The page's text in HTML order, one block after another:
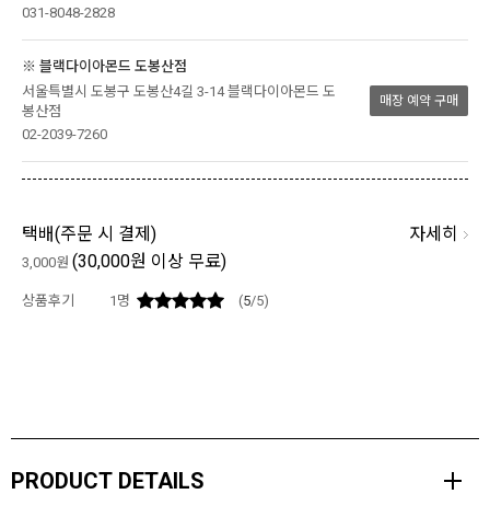
031-8048-2828
※ 블랙다이아몬드 도봉산점
서울특별시 도봉구 도봉산4길 3-14 블랙다이아몬드 도
봉산점
02-2039-7260
매장 예약 구매
택배(주문 시 결제 ) 자세히
3,000원 (30,000원 이상 무료)
상품후기 1 명 (5/5)
PRODUCT DETAILS